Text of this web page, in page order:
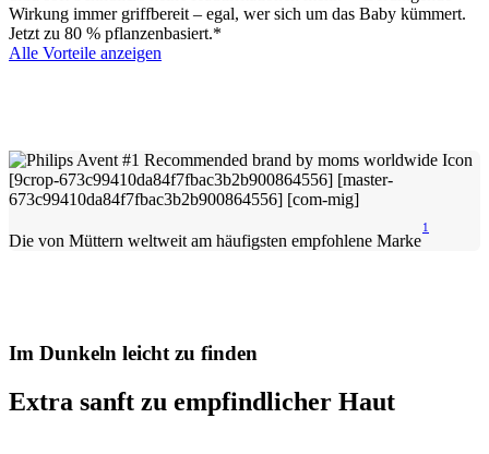
Wirkung immer griffbereit – egal, wer sich um das Baby kümmert.
Jetzt zu 80 % pflanzenbasiert.*
Alle Vorteile anzeigen
Die von Müttern weltweit am häufigsten empfohlene Marke
1
Im Dunkeln leicht zu finden
Extra sanft zu empfindlicher Haut